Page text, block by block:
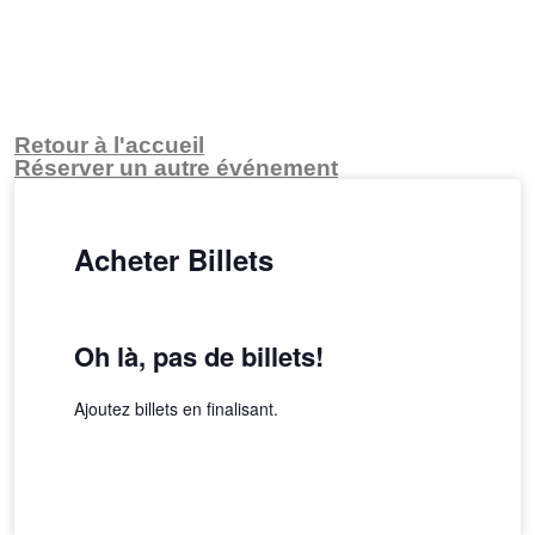
Retour à l'accueil
Réserver un autre événement
Acheter Billets
Oh là, pas de billets!
Ajoutez billets en finalisant.